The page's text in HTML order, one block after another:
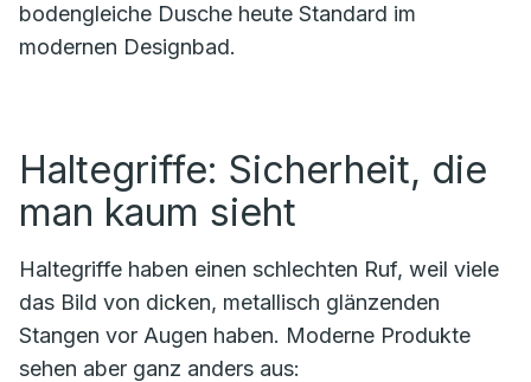
bodengleiche Dusche heute Standard im
modernen Designbad.
Haltegriffe: Sicherheit, die
man kaum sieht
Haltegriffe haben einen schlechten Ruf, weil viele
das Bild von dicken, metallisch glänzenden
Stangen vor Augen haben. Moderne Produkte
sehen aber ganz anders aus: